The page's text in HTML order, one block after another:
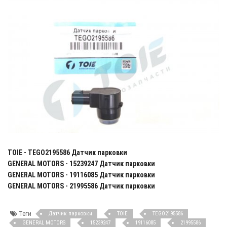
TOIE - TEGO2195586 Датчик парковки
GENERAL MOTORS - 15239247 Датчик парковки
GENERAL MOTORS - 19116085 Датчик парковки
GENERAL MOTORS - 21995586 Датчик парковки
Теги Датчик парковки TOIE
TEGO2195586
GENERAL MOTORS
15239247 19116085 21995586